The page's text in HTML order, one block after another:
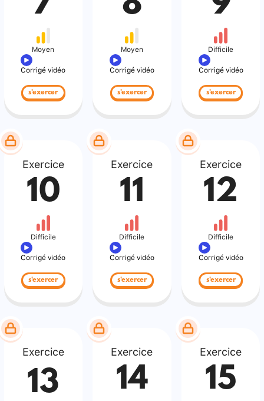
Moyen
Corrigé vidéo
s'exercer
Moyen
Corrigé vidéo
s'exercer
Difficile
Corrigé vidéo
s'exercer
Exercice
10
Difficile
Corrigé vidéo
s'exercer
Exercice
11
Difficile
Corrigé vidéo
s'exercer
Exercice
12
Difficile
Corrigé vidéo
s'exercer
Exercice
13
Exercice
14
Exercice
15